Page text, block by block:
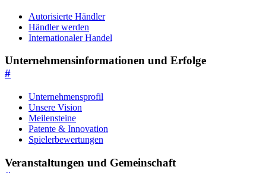
Autorisierte Händler
Händler werden
Internationaler Handel
Unternehmensinformationen und Erfolge
#
Unternehmensprofil
Unsere Vision
Meilensteine
Patente & Innovation
Spielerbewertungen
Veranstaltungen und Gemeinschaft